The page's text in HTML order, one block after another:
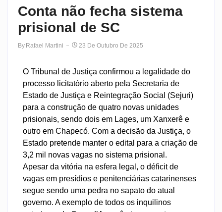
Conta não fecha sistema
prisional de SC
By Rafael Martini 23 De Outubro De 2025
O Tribunal de Justiça confirmou a legalidade do
processo licitatório aberto pela Secretaria de
Estado de Justiça e Reintegração Social (Sejuri)
para a construção de quatro novas unidades
prisionais, sendo dois em Lages, um Xanxerê e
outro em Chapecó. Com a decisão da Justiça, o
Estado pretende manter o edital para a criação de
3,2 mil novas vagas no sistema prisional.
Apesar da vitória na esfera legal, o déficit de
vagas em presídios e penitenciárias catarinenses
segue sendo uma pedra no sapato do atual
governo. A exemplo de todos os inquilinos